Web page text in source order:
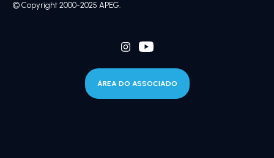
© Copyright 2000-2025 APEG.
ÁREA DO ASSOCIADO